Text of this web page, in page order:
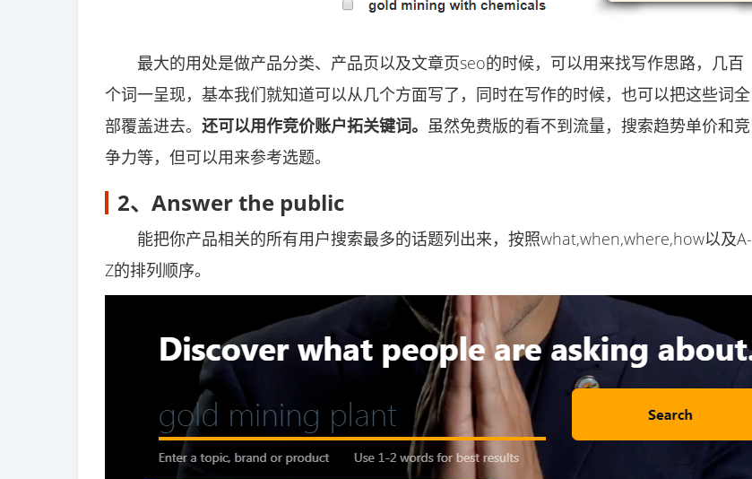
最大的用处是做产品分类、产品页以及文章页seo的时候，可以用来找写作思路，几百
个词一呈现，基本我们就知道可以从几个方面写了，同时在写作的时候，也可以把这些词全
部覆盖进去。 还可以用作竞价账户拓关键词。 虽然免费版的看不到流量，搜索趋势单价和竞
争力等，但可以用来参考选题。
2、 Answer the public
能把你产品相关的所有用户搜索最多的话题列出来，按照what,when,where,how以及A-
Z的排列顺序。